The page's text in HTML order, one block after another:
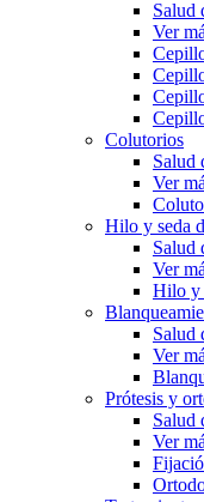
Salud
Ver
Colutorios
Salud
Ver
Hilo y seda
Salud
Ver
Hilo y
Salud
Ver
Prótesis y
Salud
Ver